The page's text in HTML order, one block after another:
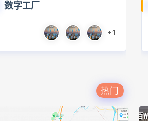
数字工厂
+1
热门